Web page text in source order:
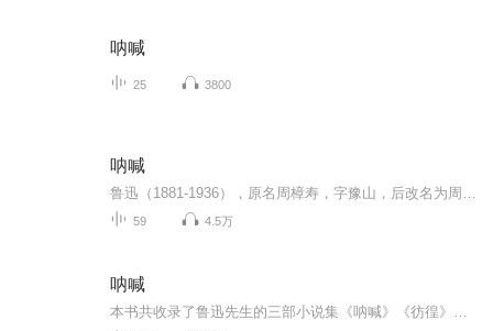
呐喊
25 3800
呐喊
59 4.5万
呐喊